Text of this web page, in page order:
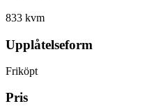
833 kvm
Upplåtelseform
Friköpt
Pris